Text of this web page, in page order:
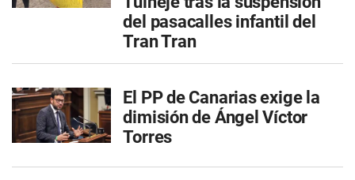
del pasacalles infantil del
Tran Tran
El PP de Canarias exige la
dimisión de Ángel Víctor
Torres